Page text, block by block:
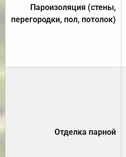
Пароизоляция (стены,
перегородки, пол, потолок)
Отделка парной